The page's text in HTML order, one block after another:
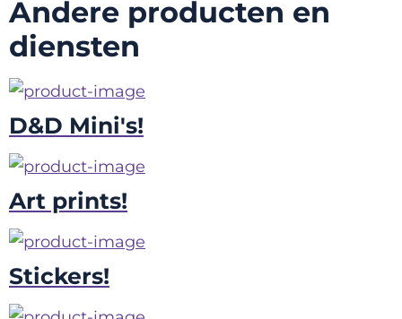
Andere producten en
diensten
D&D Mini's!
Art prints!
Stickers!